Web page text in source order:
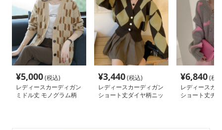
¥5,000(税込)
レディースカーディガン
ミドル丈 モノグラム柄
¥3,440(税込)
レディースカーディガン
ショート丈ダイヤ柄ニッ
¥6,840(税
レディースカ
ショート丈チ